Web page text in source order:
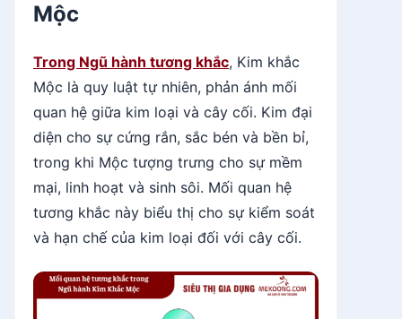
Mộc
Trong Ngũ hành tương khắc, Kim khắc
Mộc là quy luật tự nhiên, phản ánh mối
quan hệ giữa kim loại và cây cối. Kim đại
diện cho sự cứng rắn, sắc bén và bền bỉ,
trong khi Mộc tượng trưng cho sự mềm
mại, linh hoạt và sinh sôi. Mối quan hệ
tương khắc này biểu thị cho sự kiểm soát
và hạn chế của kim loại đối với cây cối.